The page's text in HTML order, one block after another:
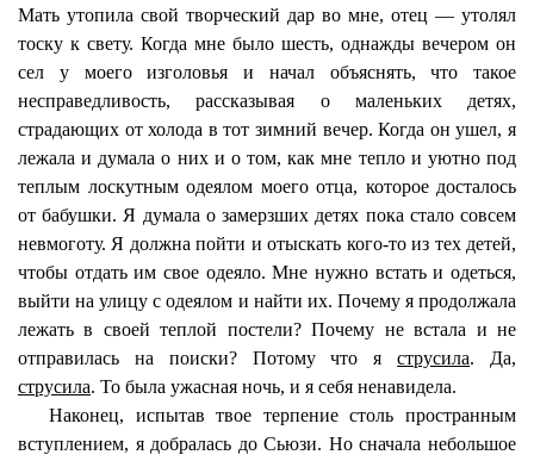
Мать утопила свой творческий дар во мне, отец — утолял
тоску к свету. Когда мне было шесть, однажды вечером он
сел у моего изголовья и начал объяснять, что такое
несправедливость, рассказывая о маленьких детях,
страдающих от холода в тот зимний вечер. Когда он ушел, я
лежала и думала о них и о том, как мне тепло и уютно под
теплым лоскутным одеялом моего отца, которое досталось
от бабушки. Я думала о замерзших детях пока стало совсем
невмоготу. Я должна пойти и отыскать кого-то из тех детей,
чтобы отдать им свое одеяло. Мне нужно встать и одеться,
выйти на улицу с одеялом и найти их. Почему я продолжала
лежать в своей теплой постели? Почему не встала и не
отправилась на поиски? Потому что яструсила. Да,
струсила. То была ужасная ночь, и я себя ненавидела.
Наконец, испытав твое терпение столь пространным
вступлением, я добралась до Сьюзи. Но сначала небольшое